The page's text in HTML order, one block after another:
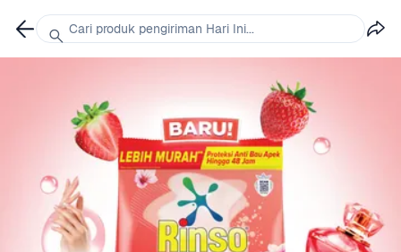
Cari produk pengiriman Hari Ini...